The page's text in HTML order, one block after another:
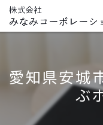
愛知県安城
ぶ